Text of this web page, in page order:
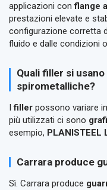
applicazioni conflange
prestazioni elevate e
configurazione corretta
fluido e dalle condizioni
Quali filler si
spirometalliche?
Ifiller possono variare
più utilizzati ci sono
esempio, PLANISTEEL
Carrara produce
Sì. Carrara produce